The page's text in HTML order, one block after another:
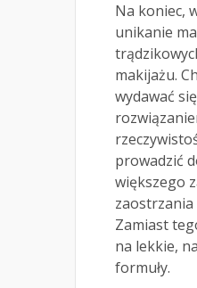
Na koniec,
unikanie
makijażu.
wydawać
prowadzić
większego
Zamiast
na lekkie,
formuły.